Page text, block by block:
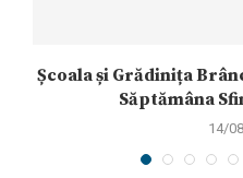
Școala și Grădinița
Săptămâna
14/